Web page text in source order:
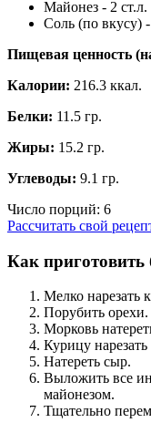
Майонез - 2 ст.л.
Соль (по вкусу)
Пищевая ценность
Калории: 216.3 ккал.
Белки: 11.5 гр.
Жиры: 15.2 гр.
Углеводы: 9.1 гр.
Число порций: 6
Рассчитать свой
Как
Мелко нарезать
Порубить орехи.
Морковь
Курицу
Натереть сыр.
Выложить все
майонезом.
Тщательно